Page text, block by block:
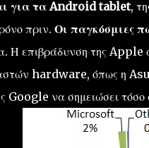
γιατα Android tablet,
πριν. Οι παγκόσμιες
. Η επιβράδυνση της Apple
hardware, όπως η
Google να σημειώσει τόσο